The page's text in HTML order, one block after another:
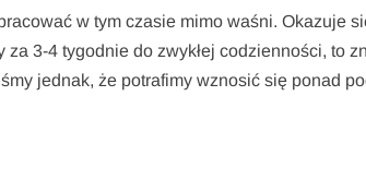
w tym czasie mimo waśni. Okazuje
3-4 tygodnie do zwykłej codzienności, to
jednak, że potrafimy wznosić się ponad